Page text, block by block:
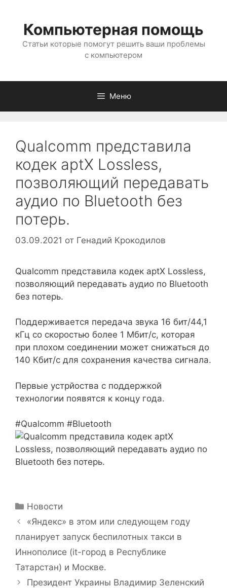
содержимому
Компьютерная помощь
Статьи которые помогут решить ваши проблемы
с компьютером
Меню
Qualcomm представила
кодек aptX Lossless,
позволяющий передавать
аудио по Bluetooth без
потерь.
03.09.2021 от Генадий Крокодилов
Qualcomm представила кодек aptX Lossless,
позволяющий передавать аудио по Bluetooth
без потерь.
Поддерживается передача звука 16 бит/44,1
кГц со скоростью более 1 Мбит/с, которая
при плохом соединении может снижаться до
140 Кбит/с для сохранения качества сигнала.
Первые устрйоства с поддержкой
технологии появятся к концу года.
#Qualcomm #Bluetooth
Рубрики
Новости
«Яндекс» в этом или следующем году
планирует запуск беспилотных такси в
Иннополисе (it-город в Республике
Татарстан) и Москве.
Президент Украины Владимир Зеленский